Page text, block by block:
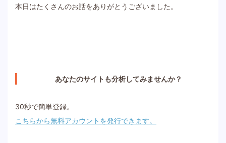
本日はたくさんのお話をありがとうございました。
あなたのサイトも分析してみませんか？
30秒で簡単登録。
こちらから無料アカウントを発行できます。